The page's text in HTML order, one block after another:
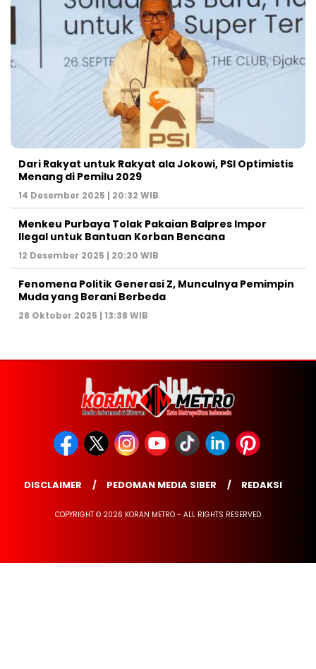
Dari Rakyat untuk Rakyat ala Jokowi, PSI Optimistis
Menang di Pemilu 2029
14 Desember 2025 | 20:32 WIB
Menkeu Purbaya Tolak Pakaian Balpres Impor
Ilegal untuk Bantuan Korban Bencana
12 Desember 2025 | 20:20 WIB
Fenomena Politik Generasi Z, Munculnya Pemimpin
Muda yang Berani Berbeda
28 Oktober 2025 | 13:38 WIB
DISCLAIMER PEDOMAN MEDIA SIBER REDAKSI
COPYRIGHT © 2026 KORAN METRO - ALL RIGHTS RESERVED